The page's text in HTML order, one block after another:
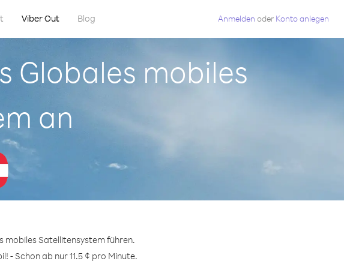
Viber Out Blog Anmelden oder Konto anlegen
Globales mobiles
an
mobiles Satellitensystem führen.
- Schon ab nur 11.5 ¢ pro Minute.